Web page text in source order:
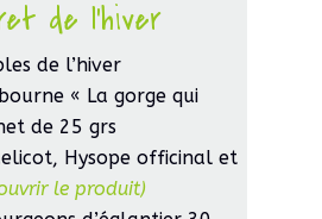
de l'hiver
de l’hiver
« La gorge qui
de 25 grs
Hysope officinal et
le produit)